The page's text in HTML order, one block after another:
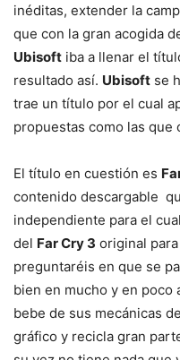
inéditas, extender la
que con la gran acogida
Ubisoft iba a llenar el
resultado así. Ubisoft se
trae un título por el cual
propuestas como las
El título en cuestión es
contenido descargable
independiente para el
del Far Cry 3 original
preguntaréis en que se
bien en mucho y en poco
bebe de sus mecánicas
gráfico y recicla gran